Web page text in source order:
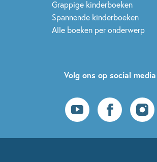
Grappige kinderboeken
Spannende kinderboeken
Alle boeken per onderwerp
Volg ons op social media